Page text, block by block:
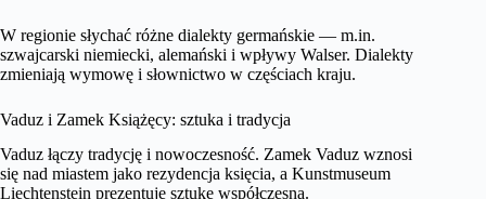
W regionie słychać różne dialekty germańskie — m.in.
szwajcarski niemiecki, alemański i wpływy Walser. Dialekty
zmieniają wymowę i słownictwo w częściach kraju.
Vaduz i Zamek Książęcy: sztuka i tradycja
Vaduz łączy tradycję i nowoczesność. Zamek Vaduz wznosi
się nad miastem jako rezydencja księcia, a Kunstmuseum
Liechtenstein prezentuje sztukę współczesną.